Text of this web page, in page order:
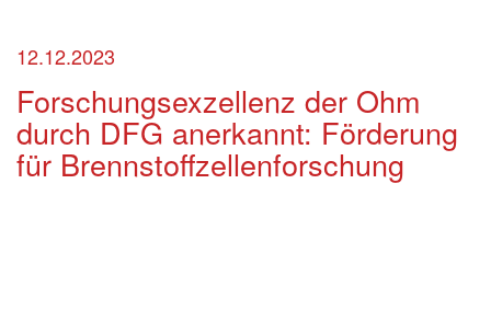
12.12.2023
Forschungsexzellenz der Ohm
durch DFG anerkannt: Förderung
für Brennstoffzellenforschung